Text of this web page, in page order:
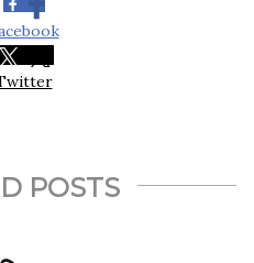
POSTS